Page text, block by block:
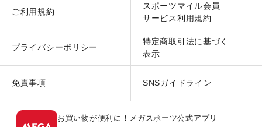
ご利用規約
スポーツマイル会員
サービス利用規約
プライバシーポリシー
特定商取引法に基づく
表示
免責事項 SNSガイドライン
お買い物が便利に！メガスポーツ公式アプリ